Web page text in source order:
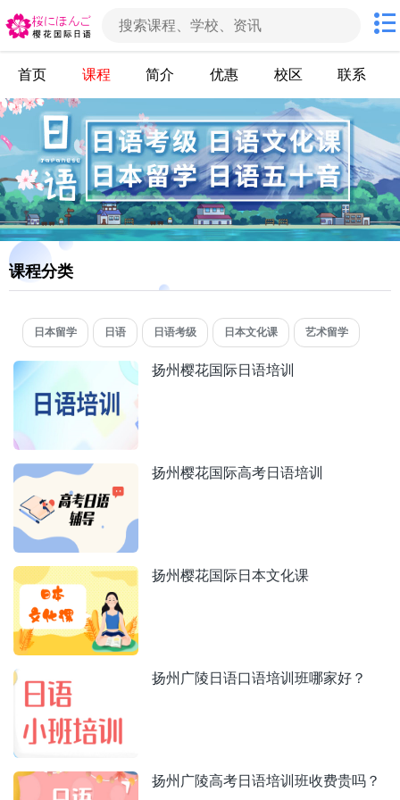
首页 课程 简介 优惠 校区 联系
课程分类
日本留学 日语 日语考级 日本文化课 艺术留学
扬州樱花国际日语培训
扬州樱花国际高考日语培训
扬州樱花国际日本文化课
扬州广陵日语口语培训班哪家好？
扬州广陵高考日语培训班收费贵吗？